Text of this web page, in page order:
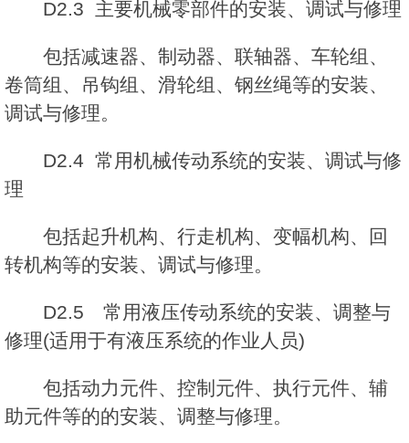
D2.3 主要机械零部件的安装、调试与修理
包括减速器、制动器、联轴器、车轮组、
卷筒组、吊钩组、滑轮组、钢丝绳等的安装、
调试与修理。
D2.4 常用机械传动系统的安装、调试与修
理
包括起升机构、行走机构、变幅机构、回
转机构等的安装、调试与修理。
D2.5 常用液压传动系统的安装、调整与
修理(适用于有液压系统的作业人员)
包括动力元件、控制元件、执行元件、辅
助元件等的的安装、调整与修理。